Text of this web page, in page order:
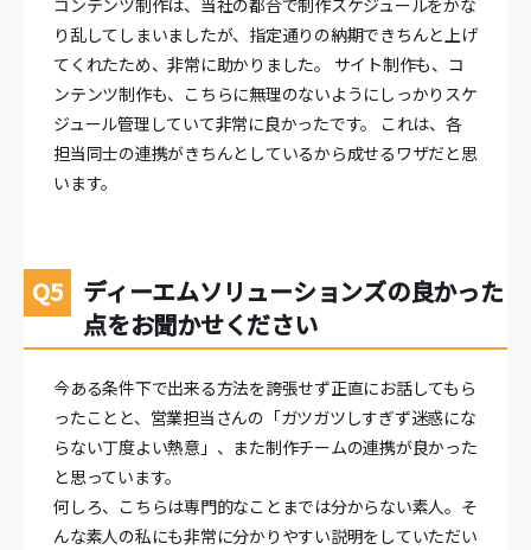
コンテンツ制作は、当社の都合で制作スケジュールをかな
り乱してしまいましたが、指定通りの納期できちんと上げ
てくれたため、非常に助かりました。 サイト制作も、コ
ンテンツ制作も、こちらに無理のないようにしっかりスケ
ジュール管理していて非常に良かったです。 これは、各
担当同士の連携がきちんとしているから成せるワザだと思
います。
ディーエムソリューションズの良かった
点をお聞かせください
今ある条件下で出来る方法を誇張せず正直にお話してもら
ったことと、営業担当さんの「ガツガツしすぎず迷惑にな
らない丁度よい熱意」、また制作チームの連携が良かった
と思っています。
何しろ、こちらは専門的なことまでは分からない素人。そ
んな素人の私にも非常に分かりやすい説明をしていただい